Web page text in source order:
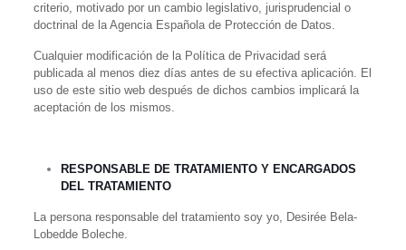
criterio, motivado por un cambio legislativo, jurisprudencial o
doctrinal de la Agencia Española de Protección de Datos.
Cualquier modificación de la Política de Privacidad será
publicada al menos diez días antes de su efectiva aplicación. El
uso de este sitio web después de dichos cambios implicará la
aceptación de los mismos.
RESPONSABLE DE TRATAMIENTO Y ENCARGADOS
DEL TRATAMIENTO
La persona responsable del tratamiento soy yo, Desirée Bela-
Lobedde Boleche.